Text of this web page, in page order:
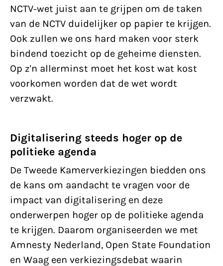
NCTV-wet juist aan te grijpen om de taken
van de NCTV duidelijker op papier te krijgen.
Ook zullen we ons hard maken voor sterk
bindend toezicht op de geheime diensten.
Op z'n allerminst moet het kost wat kost
voorkomen worden dat de wet wordt
verzwakt.
Digitalisering steeds hoger op de
politieke agenda
De Tweede Kamerverkiezingen biedden ons
de kans om aandacht te vragen voor de
impact van digitalisering en deze
onderwerpen hoger op de politieke agenda
te krijgen. Daarom organiseerden we met
Amnesty Nederland, Open State Foundation
en Waag een verkiezingsdebat waarin